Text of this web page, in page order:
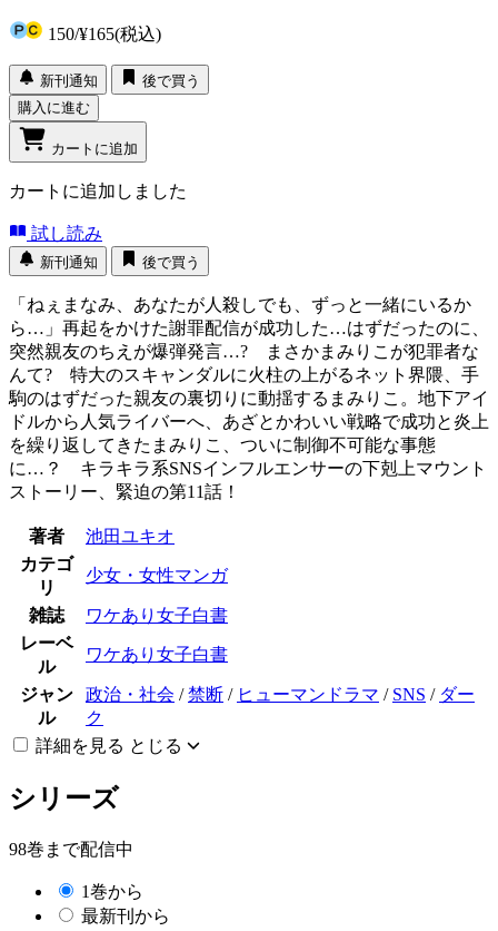
150/¥165(税込)
新刊通知
後で買う
購入に進む
カートに追加
カートに追加しました
試し読み
新刊通知 後で買う
「ねぇまなみ、あなたが人殺しでも、ずっと一緒にいるか
ら…」再起をかけた謝罪配信が成功した…はずだったのに、
突然親友のちえが爆弾発言…? まさかまみりこが犯罪者な
んて? 特大のスキャンダルに火柱の上がるネット界隈、手
駒のはずだった親友の裏切りに動揺するまみりこ。地下アイ
ドルから人気ライバーへ、あざとかわいい戦略で成功と炎上
を繰り返してきたまみりこ、ついに制御不可能な事態
に…？ キラキラ系SNSインフルエンサーの下剋上マウント
ストーリー、緊迫の第11話！
著者
池田ユキオ
カテゴ
リ
少女・女性マンガ
雑誌
ワケあり女子白書
レーベ
ル
ワケあり女子白書
ジャン
ル
政治・社会 /禁断 / ヒューマンドラマ / SNS / ダー
ク
詳細を見る とじる
シリーズ
98巻まで配信中
1巻から
最新刊から